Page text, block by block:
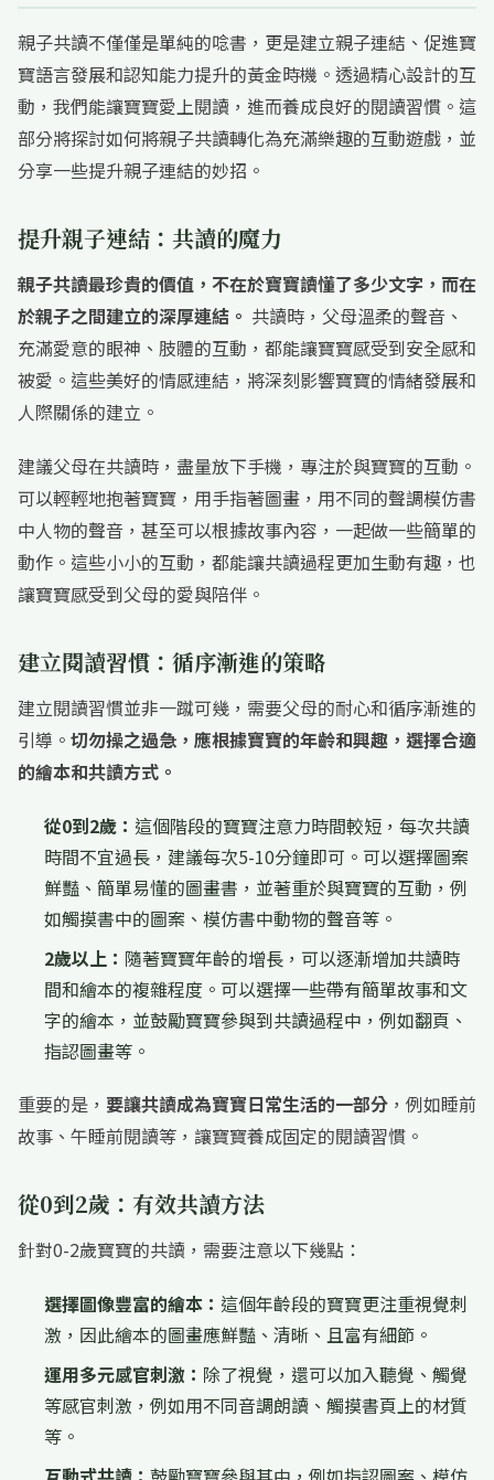
親子共讀不僅僅是單純的唸書，更是建立親子連結、促進寶
寶語言發展和認知能力提升的黃金時機。透過精心設計的互
動，我們能讓寶寶愛上閱讀，進而養成良好的閱讀習慣。這
部分將探討如何將親子共讀轉化為充滿樂趣的互動遊戲，並
分享一些提升親子連結的妙招。
提升親子連結：共讀的魔力
親子共讀最珍貴的價值，不在於寶寶讀懂了多少文字，而在
於親子之間建立的深厚連結。 共讀時，父母溫柔的聲音、
充滿愛意的眼神、肢體的互動，都能讓寶寶感受到安全感和
被愛。這些美好的情感連結，將深刻影響寶寶的情緒發展和
人際關係的建立。
建議父母在共讀時，盡量放下手機，專注於與寶寶的互動。
可以輕輕地抱著寶寶，用手指著圖畫，用不同的聲調模仿書
中人物的聲音，甚至可以根據故事內容，一起做一些簡單的
動作。這些小小的互動，都能讓共讀過程更加生動有趣，也
讓寶寶感受到父母的愛與陪伴。
建立閱讀習慣：循序漸進的策略
建立閱讀習慣並非一蹴可幾，需要父母的耐心和循序漸進的
引導。 切勿操之過急，應根據寶寶的年齡和興趣，選擇合適
的繪本和共讀方式。
從0到2歲： 這個階段的寶寶注意力時間較短，每次共讀
時間不宜過長，建議每次5-10分鐘即可。可以選擇圖案
鮮豔、簡單易懂的圖畫書，並著重於與寶寶的互動，例
如觸摸書中的圖案、模仿書中動物的聲音等。
2歲以上： 隨著寶寶年齡的增長，可以逐漸增加共讀時
間和繪本的複雜程度。可以選擇一些帶有簡單故事和文
字的繪本，並鼓勵寶寶參與到共讀過程中，例如翻頁、
指認圖畫等。
重要的是， 要讓共讀成為寶寶日常生活的一部分 ，例如睡前
故事、午睡前閱讀等，讓寶寶養成固定的閱讀習慣。
從0到2歲：有效共讀方法
針對0-2歲寶寶的共讀，需要注意以下幾點：
選擇圖像豐富的繪本： 這個年齡段的寶寶更注重視覺刺
激，因此繪本的圖畫應鮮豔、清晰、且富有細節。
運用多元感官刺激： 除了視覺，還可以加入聽覺、觸覺
等感官刺激，例如用不同音調朗讀、觸摸書頁上的材質
等。